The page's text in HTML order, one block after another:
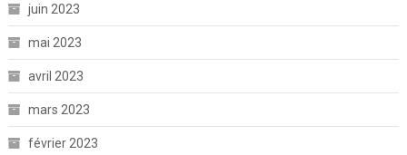
juin 2023
mai 2023
avril 2023
mars 2023
février 2023